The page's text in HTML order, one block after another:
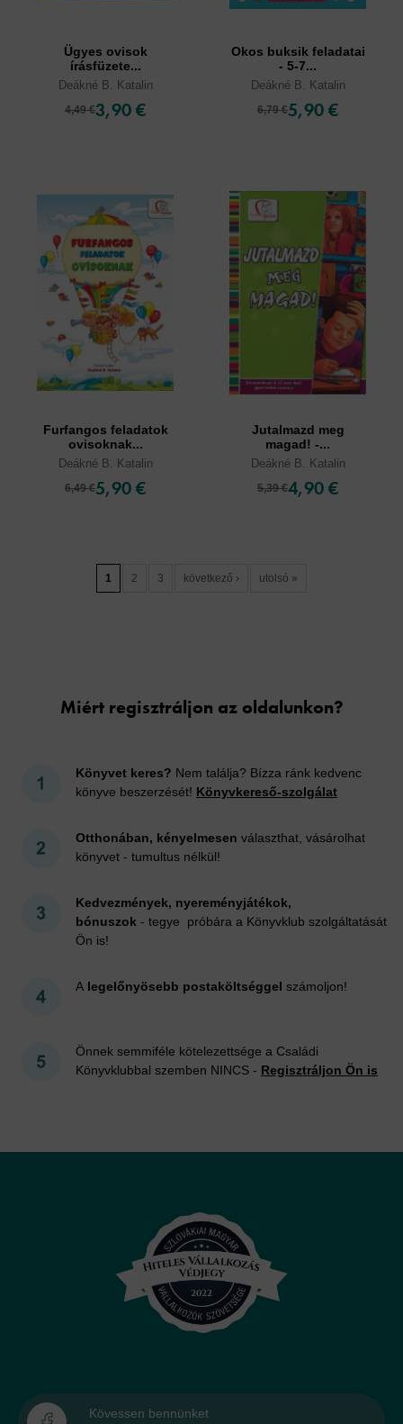
Ügyes ovisok
írásfüzete...
Deákné B. Katalin
4,49 €3,90 €
Okos buksik feladatai
- 5-7...
Deákné B. Katalin
6,79 €5,90 €
Furfangos feladatok
ovisoknak...
Deákné B. Katalin
6,49 €5,90 €
Jutalmazd meg
magad! -...
Deákné B. Katalin
5,39 €4,90 €
1 2 3 következő › utolsó »
Miért regisztráljon az oldalunkon?
Könyvet keres? Nem találja? Bízza ránk kedvenc
könyve beszerzését! Könyvkereső-szolgálat
Otthonában, kényelmesen választhat, vásárolhat
könyvet - tumultus nélkül!
Kedvezmények, nyereményjátékok,
bónuszok - tegye próbára a Könyvklub szolgáltatását
Ön is!
A legelőnyösebb postaköltséggel számoljon!
Önnek semmiféle kötelezettsége a Családi
Könyvklubbal szemben NINCS - Regisztráljon Ön is
Kövessen bennünket